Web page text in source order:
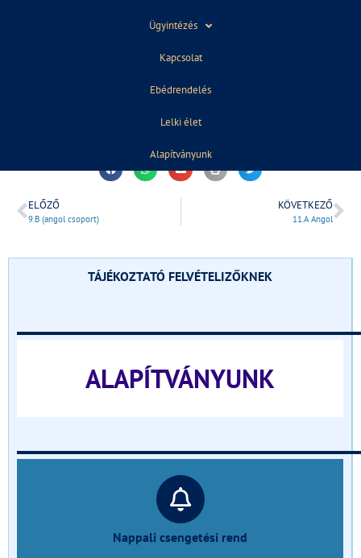
Ügyintézés
Kapcsolat
Ebédrendelés
Lelki élet
Alapítványunk
ELŐZŐ
9.B (angol csoport)
KÖVETKEZŐ
11.A Angol
TÁJÉKOZTATÓ FELVÉTELIZŐKNEK
ALAPÍTVÁNYUNK
Nappali csengetési rend